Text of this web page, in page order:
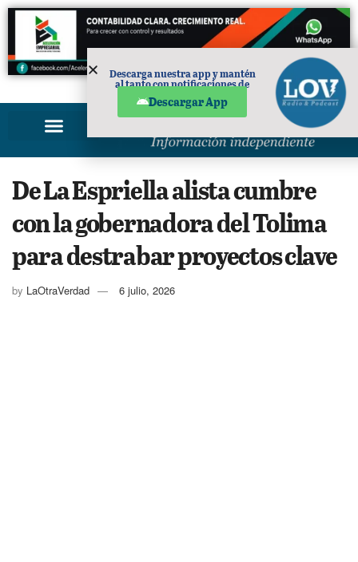
PUBLICIDAD
De La Espriella alista cumbre
con la gobernadora del Tolima
para destrabar proyectos clave
by LaOtraVerdad 6 julio, 2026
Descarga nuestra app y mantén
al tanto con notificaciones de
Descargar App